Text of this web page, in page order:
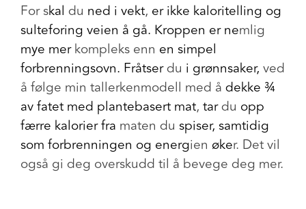
For skal du ned i vekt, er ikke kaloritelling og
sulteforing veien å gå. Kroppen er nemlig
mye merkompleks enn en simpel
forbrenningsovn. Fråtserdu i grønnsaker, ved
å følge min tallerkenmodell med å dekke ¾
av fatet med plantebasert mat, tardu opp
færre kalorier fra maten du spiser, samtidig
som forbrenningen og energien øker. Det vil
også gi deg overskudd til å bevege deg mer.